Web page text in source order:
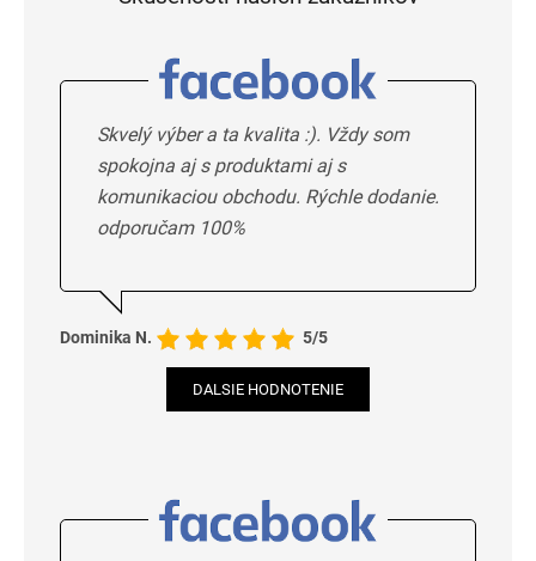
Skvelý výber a ta kvalita :). Vždy som
spokojna aj s produktami aj s
komunikaciou obchodu. Rýchle dodanie.
odporučam 100%
Dominika N. 5/5
DALSIE HODNOTENIE